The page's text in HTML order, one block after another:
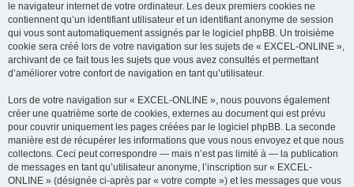
le navigateur internet de votre ordinateur. Les deux premiers cookies ne
contiennent qu’un identifiant utilisateur et un identifiant anonyme de session
qui vous sont automatiquement assignés par le logiciel phpBB. Un troisième
cookie sera créé lors de votre navigation sur les sujets de « EXCEL-ONLINE »,
archivant de ce fait tous les sujets que vous avez consultés et permettant
d’améliorer votre confort de navigation en tant qu’utilisateur.
Lors de votre navigation sur « EXCEL-ONLINE », nous pouvons également
créer une quatrième sorte de cookies, externes au document qui est prévu
pour couvrir uniquement les pages créées par le logiciel phpBB. La seconde
manière est de récupérer les informations que vous nous envoyez et que nous
collectons. Ceci peut correspondre — mais n’est pas limité à — la publication
de messages en tant qu’utilisateur anonyme, l’inscription sur « EXCEL-
ONLINE » (désignée ci-après par « votre compte ») et les messages que vous